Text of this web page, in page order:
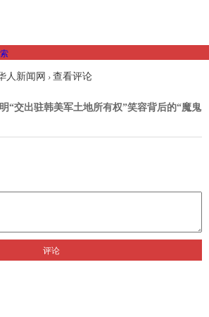
人新闻网 › 查看评论
“交出驻韩美军土地所有权”笑容背后的“魔鬼
评论